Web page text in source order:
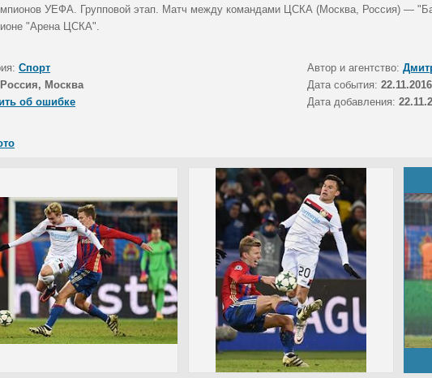
УЕФА. Групповой этап. Матч между командами ЦСКА (Москва, Россия) —
"Арена ЦСКА".
Спорт Автор и агентство:
Россия, Москва Дата события: 22.11.2016
об ошибке
Дата добавления: